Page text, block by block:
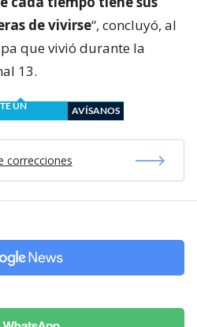
de vivirse“, concluyó, al
que vivió durante la
13.
UN
AVÍSANOS
correcciones